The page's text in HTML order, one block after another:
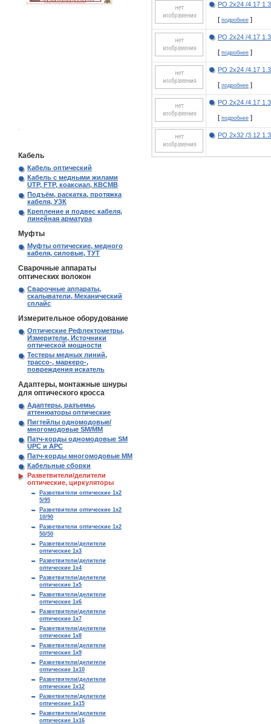
.
Кабель
Кабель оптический
Кабель с медными жилами
UTP, FTP, коаксиал, КВСМВ
Подъём, раскатка, протяжка
кабеля, УЗК
Крепление и подвес кабеля,
линейная арматура
Муфты
Муфты оптические, медного
кабеля, силовые, ТУТ
Сварочные аппараты
оптических волокон
Сварочные аппараты,
скалыватели, Механический
сплайс
Измерительное оборудование
Оптические Рефлектометры,
Измерители, Источники
оптической мощности
Тестеры медных линий,
трассо-, маркеро-,
повреждения искатель
Адаптеры, монтажные шнуры
для оптического кросса
Адаптеры, разъемы,
аттенюаторы оптические
Пигтейлы одномодовые/
многомодовые SM/MM
Патч-корды одномодовые SM
UPC и APC
Патч-корды многомодовые MM
Кабельные сборки
Разветвители/делители
оптические, циркуляторы
Разветвители оптические 1х2
5/95
Разветвители оптические 1х2
10/90
Разветвители оптические 1х2
50/50
Разветвители/делители
оптические 1х3
Разветвители/делители
оптические 1х4
Разветвители/делители
оптические 1х5
Разветвители/делители
оптические 1х6
Разветвители/делители
оптические 1х7
Разветвители/делители
оптические 1х8
Разветвители/делители
оптические 1х9
Разветвители/делители
оптические 1x10
Разветвители/делители
оптические 1x12
Разветвители/делители
оптические 1x15
Разветвители/делители
оптические 1x16
РО 2х24 /4.17
[ подробнее ]
РО 2х24 /4.17
[ подробнее ]
РО 2х24 /4.17
[ подробнее ]
РО 2х24 /4.17
[ подробнее ]
РО 2х32 /3.12